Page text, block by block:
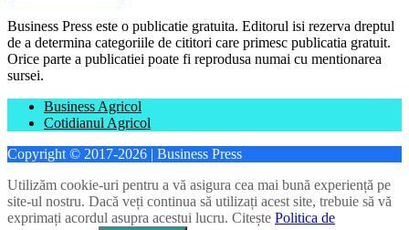
Business Press este o publicatie gratuita. Editorul isi rezerva dreptul
de a determina categoriile de cititori care primesc publicatia gratuit.
Orice parte a publicatiei poate fi reprodusa numai cu mentionarea
sursei.
Business Agricol
Cotidianul Agricol
Copyright © 2017-2026 | Business Press
Utilizăm cookie-uri pentru a vă asigura cea mai bună experiență pe
site-ul nostru. Dacă veți continua să utilizați acest site, trebuie să vă
exprimați acordul asupra acestui lucru. Citește Politica de